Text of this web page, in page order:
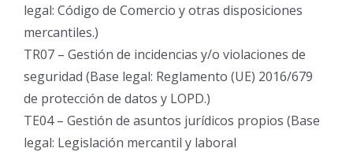
legal: Código de Comercio y otras disposiciones
mercantiles.)
TR07 – Gestión de incidencias y/o violaciones de
seguridad (Base legal: Reglamento (UE) 2016/679
de protección de datos y LOPD.)
TE04 – Gestión de asuntos jurídicos propios (Base
legal: Legislación mercantil y laboral